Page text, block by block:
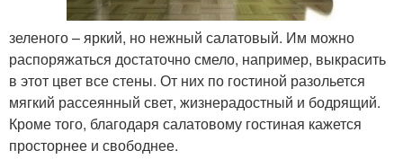
зеленого – яркий, но нежный салатовый. Им можно
распоряжаться достаточно смело, например, выкрасить
в этот цвет все стены. От них по гостиной разольется
мягкий рассеянный свет, жизнерадостный и бодрящий.
Кроме того, благодаря салатовому гостиная кажется
просторнее и свободнее.